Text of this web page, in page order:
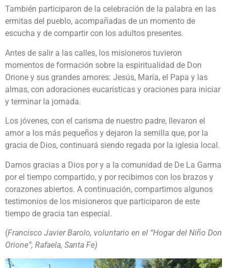
También participaron de la celebración de la palabra en las
ermitas del pueblo, acompañadas de un momento de
escucha y de compartir con los adultos presentes.
Antes de salir a las calles, los misioneros tuvieron
momentos de formación sobre la espiritualidad de Don
Orione y sus grandes amores: Jesús, María, el Papa y las
almas, con adoraciones eucarísticas y oraciones para iniciar
y terminar la jornada.
Los jóvenes, con el carisma de nuestro padre, llevaron el
amor a los más pequeños y dejaron la semilla que, por la
gracia de Dios, continuará siendo regada por la iglesia local.
Damos gracias a Dios por y a la comunidad de De La Garma
por el tiempo compartido, y por recibirnos con los brazos y
corazones abiertos. A continuación, compartimos algunos
testimonios de los misioneros que participaron de este
tiempo de gracia tan especial.
(Francisco Javier Barolo, voluntario en el “Hogar del Niño Don
Orione”, Rafaela, Santa Fe)